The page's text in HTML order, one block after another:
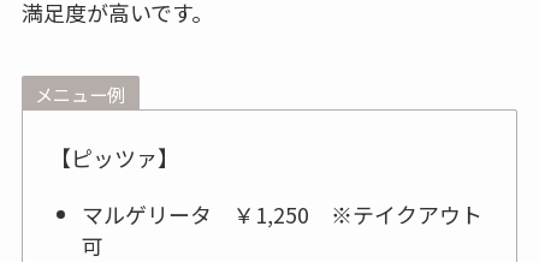
満足度が高いです。
メニュー例
【ピッツァ】
マルゲリータ ￥1,250 ※テイクアウト
可